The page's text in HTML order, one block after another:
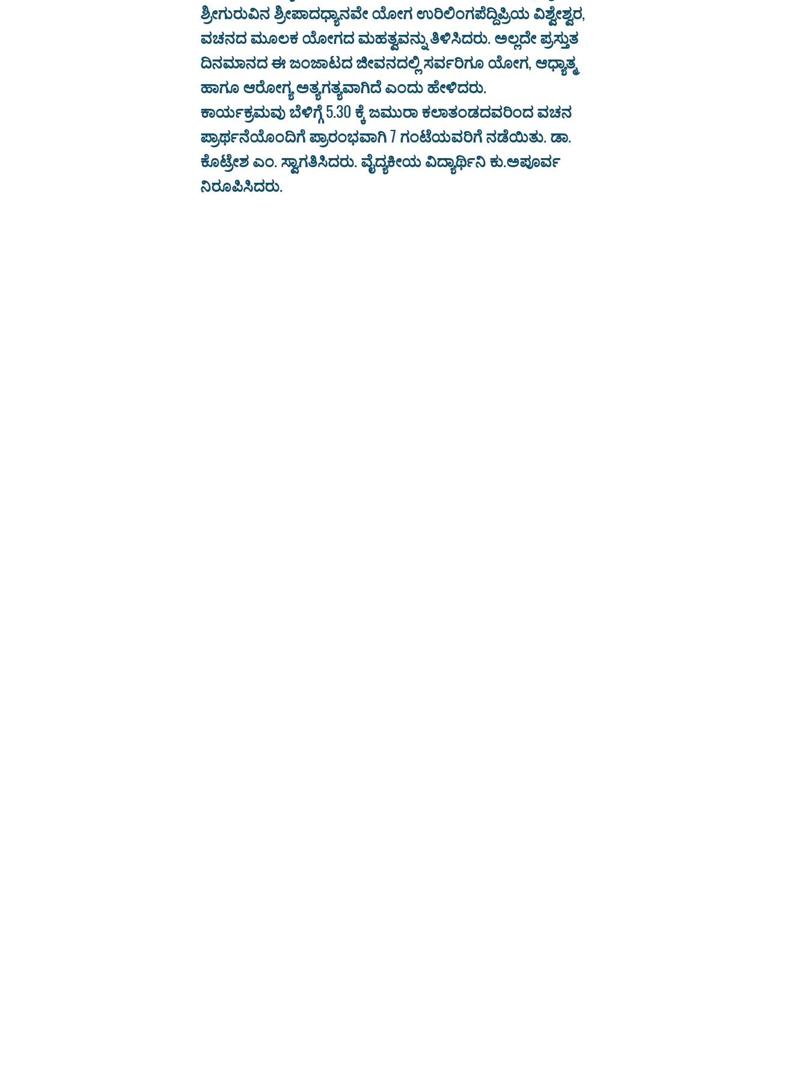
ಶ್ರೀಗುರುವಿನ ಶ್ರೀಪಾದಧ್ಯಾನವೇ ಯೋಗ ಉರಿಲಿಂಗಪೆದ್ದಿಪ್ರಿಯ ವಿಶ್ವೇಶ್ವರ,
ವಚನದ ಮೂಲಕ ಯೋಗದ ಮಹತ್ವವನ್ನು ತಿಳಿಸಿದರು. ಅಲ್ಲದೇ ಪ್ರಸ್ತುತ
ದಿನಮಾನದ ಈ ಜಂಜಾಟದ ಜೀವನದಲ್ಲಿ ಸರ್ವರಿಗೂ ಯೋಗ, ಆಧ್ಯಾತ್ಮ
ಹಾಗೂ ಆರೋಗ್ಯ ಅತ್ಯಗತ್ಯವಾಗಿದೆ ಎಂದು ಹೇಳಿದರು.
ಕಾರ್ಯಕ್ರಮವು ಬೆಳಿಗ್ಗೆ 5.30 ಕ್ಕೆ ಜಮುರಾ ಕಲಾತಂಡದವರಿಂದ ವಚನ
ಪ್ರಾರ್ಥನೆಯೊಂದಿಗೆ ಪ್ರಾರಂಭವಾಗಿ 7 ಗಂಟೆಯವರಿಗೆ ನಡೆಯಿತು. ಡಾ.
ಕೊಟ್ರೇಶ ಎಂ. ಸ್ವಾಗತಿಸಿದರು. ವೈದ್ಯಕೀಯ ವಿದ್ಯಾರ್ಥಿನಿ ಕು.ಅಪೂರ್ವ
ನಿರೂಪಿಸಿದರು.